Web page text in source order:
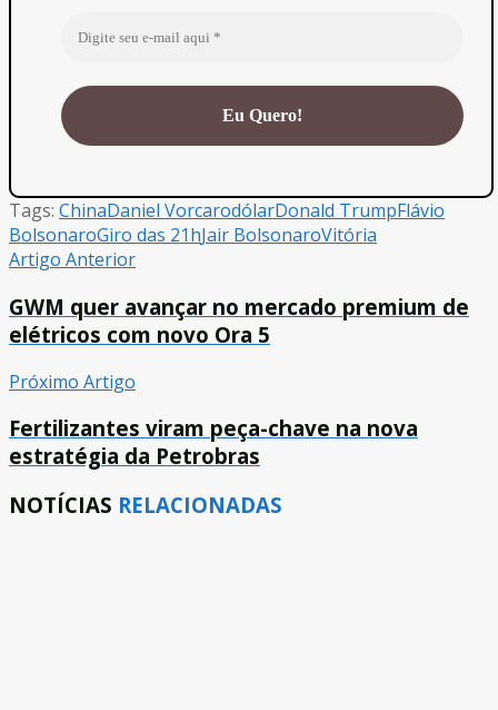
Tags: ChinaDaniel VorcarodólarDonald TrumpFlávio
BolsonaroGiro das 21hJair BolsonaroVitória
Artigo Anterior
GWM quer avançar no mercado premium de
elétricos com novo Ora 5
Próximo Artigo
Fertilizantes viram peça-chave na nova
estratégia da Petrobras
NOTÍCIAS RELACIONADAS